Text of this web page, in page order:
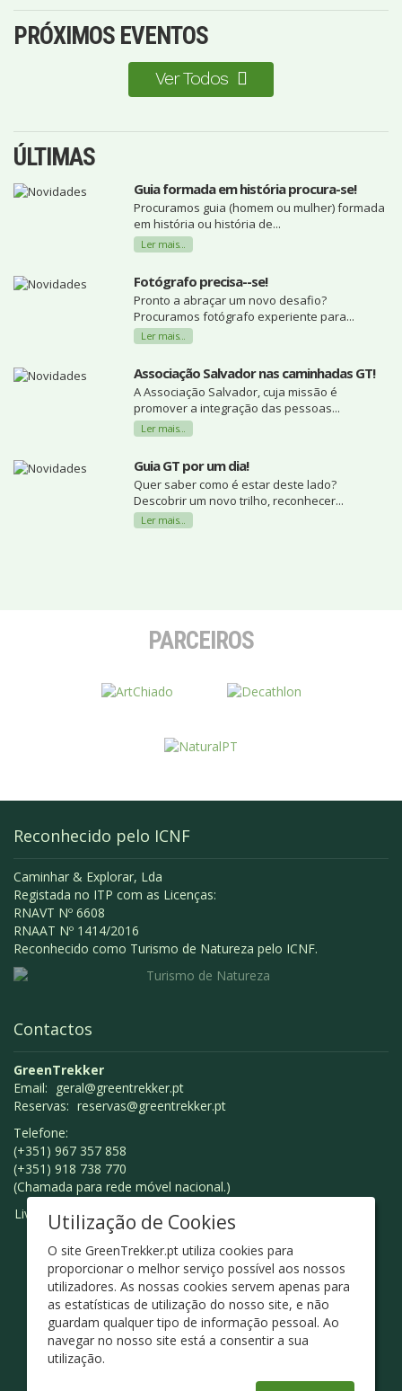
PRÓXIMOS EVENTOS
Ver Todos
ÚLTIMAS
Guia formada em história procura-se!
Procuramos guia (homem ou mulher) formada
em história ou história de...
Ler mais...
Fotógrafo precisa--se!
Pronto a abraçar um novo desafio?
Procuramos fotógrafo experiente para...
Ler mais...
Associação Salvador nas caminhadas GT!
A Associação Salvador, cuja missão é
promover a integração das pessoas...
Ler mais...
Guia GT por um dia!
Quer saber como é estar deste lado?
Descobrir um novo trilho, reconhecer...
Ler mais...
PARCEIROS
Reconhecido pelo ICNF
Caminhar & Explorar, Lda
Registada no ITP com as Licenças:
RNAVT Nº 6608
RNAAT Nº 1414/2016
Reconhecido como Turismo de Natureza pelo ICNF.
Contactos
GreenTrekker
Email: geral@greentrekker.pt
Reservas: reservas@greentrekker.pt
Telefone:
(+351) 967 357 858
(+351) 918 738 770
(Chamada para rede móvel nacional.)
Livro de Reclamações
Utilização de Cookies
O site GreenTrekker.pt utiliza cookies para
proporcionar o melhor serviço possível aos nossos
utilizadores. As nossas cookies servem apenas para
as estatísticas de utilização do nosso site, e não
guardam qualquer tipo de informação pessoal. Ao
navegar no nosso site está a consentir a sua
utilização.